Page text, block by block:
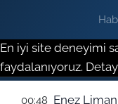
En iyi site deneyimi
faydalanıyoruz.
00:48 Enez